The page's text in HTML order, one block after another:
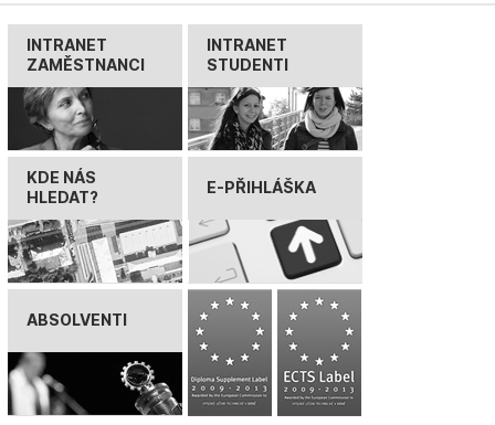
INTRANET
ZAMĚSTNANCI
INTRANET
STUDENTI
KDE NÁS
HLEDAT?
E-PŘIHLÁŠKA
ABSOLVENTI